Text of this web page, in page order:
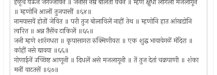
॥ म्हणोनि आलों तुजपासीं ॥६४॥
नामयासवें होतों जेवित ॥ परी तुज बोलाविलें नाहीं तेथ ॥ म्हणोनि हात आंखडोनि
त्वरित ॥ अन्न तैसेंच टाकिलें ॥६५॥
जनी म्हणे शारंगधरा ॥ कृपासागरा रुक्मिणीवरा ॥ एक शुद्ध भावावेगळें मंदिरा ॥
कांहीं नसे द्यावया ॥६६॥
गोणाईनें उच्छिष्ट आणूनी ॥ दिधलें असे मजलागूनी ॥ तें तुज देतां चक्रपाणी ॥ शंका
मनीं वाटतसें ॥६७॥